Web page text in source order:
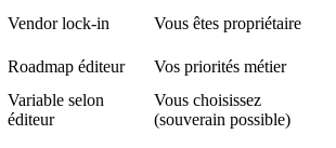
Vendor lock-in
Vous êtes propriétaire
Roadmap éditeur
Vos priorités métier
Variable selon
éditeur
Vous choisissez
(souverain possible)